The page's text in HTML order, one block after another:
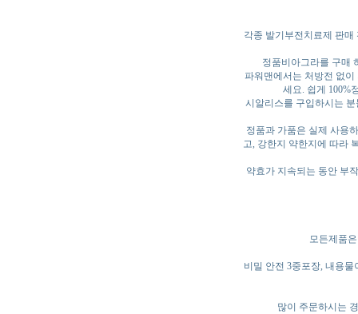
각종 발기부전치료제 판
정품비아그라를 구매
파워맨에서는 처방전 없
세요. 쉽게 100%
시알리스를 구입하시는
정품과 가품은 실제 사용
고, 강한지 약한지에 따라
약효가 지속되는 동안 부
모든제품
비밀 안전 3중포장, 내용
많이 주문하시는